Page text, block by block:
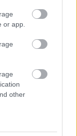
or app.
other
Hiába
egyszerűen
Vietnám és